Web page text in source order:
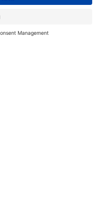
code App Engine,
operazioni
API per i